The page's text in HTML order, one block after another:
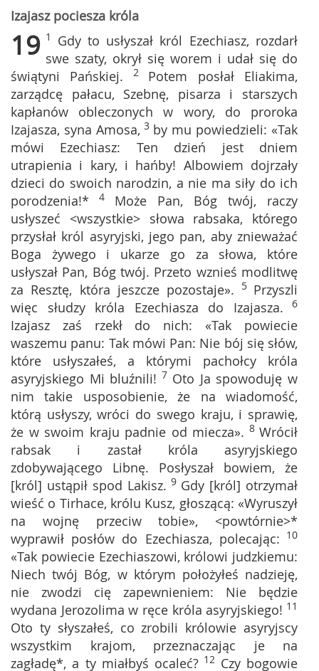
Izajasz pociesza króla
19 1 Gdy to usłyszał król Ezechiasz, rozdarł
swe szaty, okrył się worem i udał się do
świątyni Pańskiej. 2 Potem posłał Eliakima,
zarządcę pałacu, Szebnę, pisarza i starszych
kapłanów obleczonych w wory, do proroka
Izajasza, syna Amosa, 3 by mu powiedzieli: «Tak
mówi Ezechiasz: Ten dzień jest dniem
utrapienia i kary, i hańby! Albowiem dojrzały
dzieci do swoich narodzin, a nie ma siły do ich
porodzenia!* 4 Może Pan, Bóg twój, raczy
usłyszeć <wszystkie> słowa rabsaka, którego
przysłał król asyryjski, jego pan, aby znieważać
Boga żywego i ukarze go za słowa, które
usłyszał Pan, Bóg twój. Przeto wznieś modlitwę
za Resztę, która jeszcze pozostaje». 5 Przyszli
więc słudzy króla Ezechiasza do Izajasza. 6
Izajasz zaś rzekł do nich: «Tak powiecie
waszemu panu: Tak mówi Pan: Nie bój się słów,
które usłyszałeś, a którymi pachołcy króla
asyryjskiego Mi bluźnili! 7 Oto Ja spowoduję w
nim takie usposobienie, że na wiadomość,
którą usłyszy, wróci do swego kraju, i sprawię,
że w swoim kraju padnie od miecza». 8 Wrócił
rabsak i zastał króla asyryjskiego
zdobywającego Libnę. Posłyszał bowiem, że
[król] ustąpił spod Lakisz. 9 Gdy [król] otrzymał
wieść o Tirhace, królu Kusz, głoszącą: «Wyruszył
na wojnę przeciw tobie», <powtórnie>*
wyprawił posłów do Ezechiasza, polecając: 10
«Tak powiecie Ezechiaszowi, królowi judzkiemu:
Niech twój Bóg, w którym położyłeś nadzieję,
nie zwodzi cię zapewnieniem: Nie będzie
wydana Jerozolima w ręce króla asyryjskiego! 11
Oto ty słyszałeś, co zrobili królowie asyryjscy
wszystkim krajom, przeznaczając je na
zagładę*, a ty miałbyś ocaleć? 12 Czy bogowie